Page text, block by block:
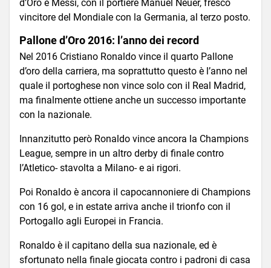
d’Oro è Messi, con il portiere Manuel Neuer, fresco
vincitore del Mondiale con la Germania, al terzo posto.
Pallone d’Oro 2016: l’anno dei record
Nel 2016 Cristiano Ronaldo vince il quarto Pallone
d’oro della carriera, ma soprattutto questo è l’anno nel
quale il portoghese non vince solo con il Real Madrid,
ma finalmente ottiene anche un successo importante
con la nazionale.
Innanzitutto però Ronaldo vince ancora la Champions
League, sempre in un altro derby di finale contro
l’Atletico- stavolta a Milano- e ai rigori.
Poi Ronaldo è ancora il capocannoniere di Champions
con 16 gol, e in estate arriva anche il trionfo con il
Portogallo agli Europei in Francia.
Ronaldo è il capitano della sua nazionale, ed è
sfortunato nella finale giocata contro i padroni di casa